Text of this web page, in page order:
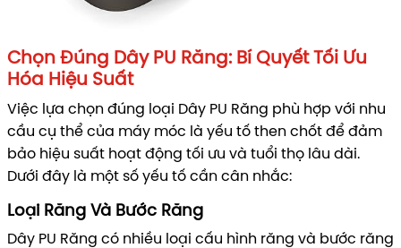
Chọn Đúng Dây PU Răng: Bí Quyết Tối Ưu
Hóa Hiệu Suất
Việc lựa chọn đúng loại Dây PU Răng phù hợp với nhu
cầu cụ thể của máy móc là yếu tố then chốt để đảm
bảo hiệu suất hoạt động tối ưu và tuổi thọ lâu dài.
Dưới đây là một số yếu tố cần cân nhắc:
Loại Răng Và Bước Răng
Dây PU Răng có nhiều loại cấu hình răng và bước răng